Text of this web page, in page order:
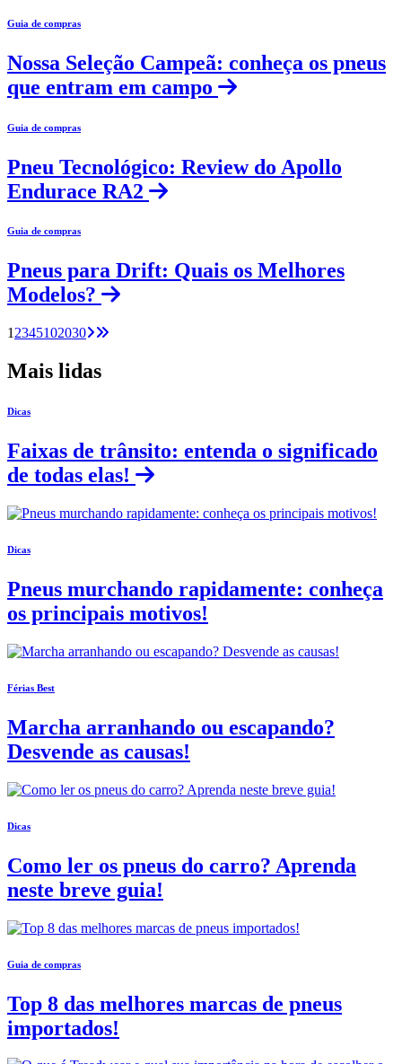
Guia de compras
Nossa Seleção Campeã: conheça os pneus
que entram em campo
Guia de compras
Pneu Tecnológico: Review do Apollo
Endurace RA2
Guia de compras
Pneus para Drift: Quais os Melhores
Modelos?
1 2345102030
Mais lidas
Dicas
Faixas de trânsito: entenda o significado
de todas elas!
Dicas
Pneus murchando rapidamente: conheça
os principais motivos!
Férias Best
Marcha arranhando ou escapando?
Desvende as causas!
Dicas
Como ler os pneus do carro? Aprenda
neste breve guia!
Guia de compras
Top 8 das melhores marcas de pneus
importados!